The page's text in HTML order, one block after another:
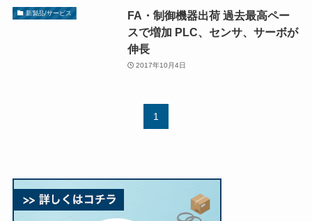
新製品/サービス
FA・制御機器出荷 過去最高ペー
スで増加 PLC、センサ、サーボが
伸長
2017年10月4日
1